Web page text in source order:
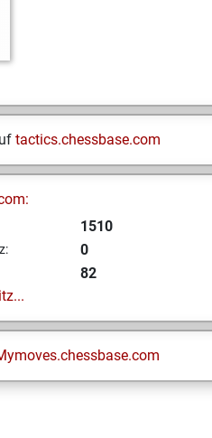
tactics.chessbase.com
1510
0
82